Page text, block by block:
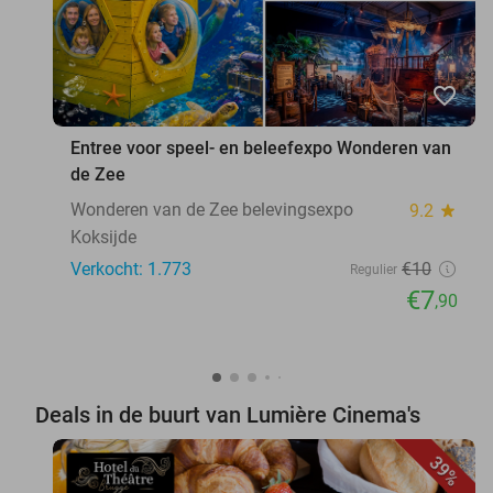
favorite_border
Entree voor speel- en beleefexpo Wonderen van
de Zee
Wonderen van de Zee belevingsexpo
9.2 star
Koksijde
Verkocht: 1.773
Regulier €10
€7,90
Deals in de buurt van Lumière Cinema's
39%